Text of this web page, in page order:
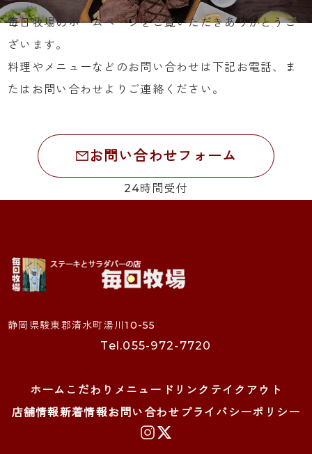
毎日牧場のホームページをご覧いただきありがとうご
ざいます。
料理やメニューなどのお問い合わせは下記お電話、ま
たはお問い合わせよりご連絡ください。
お問い合わせフォーム
24時間受付
静岡県駿東郡清水町湯川10-55
Tel.055-972-7720
ホーム こだわり メニュー ドリンク テイクアウト
店舗情報新着情報お問い合わせ プライバシーポリシー